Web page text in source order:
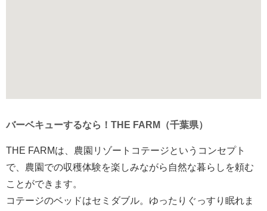
バーベキューするなら！THE FARM（千葉県）
THE FARMは、農園リゾートコテージというコンセプト
で、農園での収穫体験を楽しみながら自然な暮らしを頼む
ことができます。
コテージのベッドはセミダブル。ゆったりぐっすり眠れま